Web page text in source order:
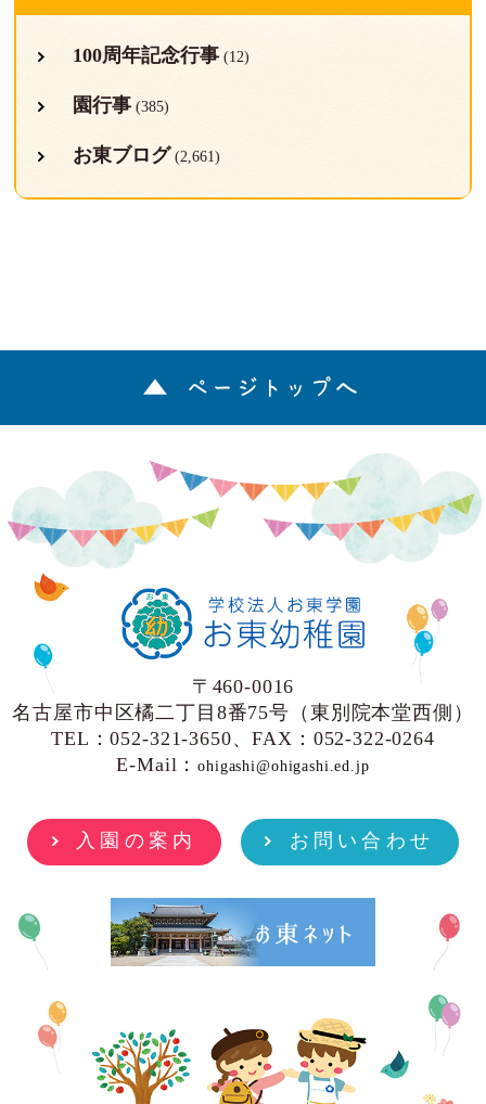
100周年記念行事(12)
園行事(385)
お東ブログ (2,661)
ページトップへ
〒460-0016
名古屋市中区橘二丁目8番75号（東別院本堂西側）
TEL：052-321-3650、FAX：052-322-0264
E-Mail：ohigashi@ohigashi.ed.jp
入園の案内 お問い合わせ